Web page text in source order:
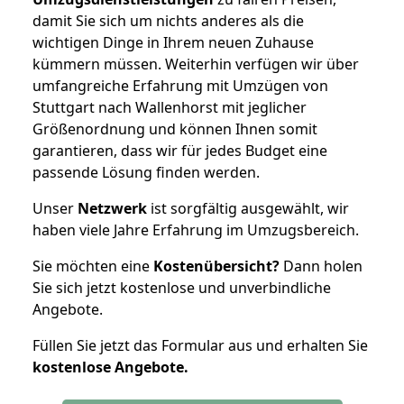
damit Sie sich um nichts anderes als die
wichtigen Dinge in Ihrem neuen Zuhause
kümmern müssen. Weiterhin verfügen wir über
umfangreiche Erfahrung mit Umzügen von
Stuttgart nach Wallenhorst mit jeglicher
Größenordnung und können Ihnen somit
garantieren, dass wir für jedes Budget eine
passende Lösung finden werden.
Unser Netzwerk ist sorgfältig ausgewählt, wir
haben viele Jahre Erfahrung im Umzugsbereich.
Sie möchten eine Kostenübersicht? Dann holen
Sie sich jetzt kostenlose und unverbindliche
Angebote.
Füllen Sie jetzt das Formular aus und erhalten Sie
kostenloseAngebote.